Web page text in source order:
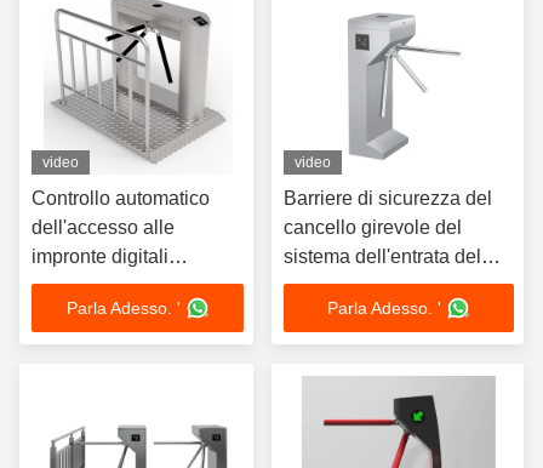
video
Controllo automatico
dell'accesso alle
impronte digitali
treppiede giradischi
riconoscimento facciale
304 sicurezza in acciaio
Parla Adesso. '
video
Barriere di sicurezza del
cancello girevole del
sistema dell'entrata del
cancello girevole di
lunghezza 520-550mm del
braccio IP54
Parla Adesso. '